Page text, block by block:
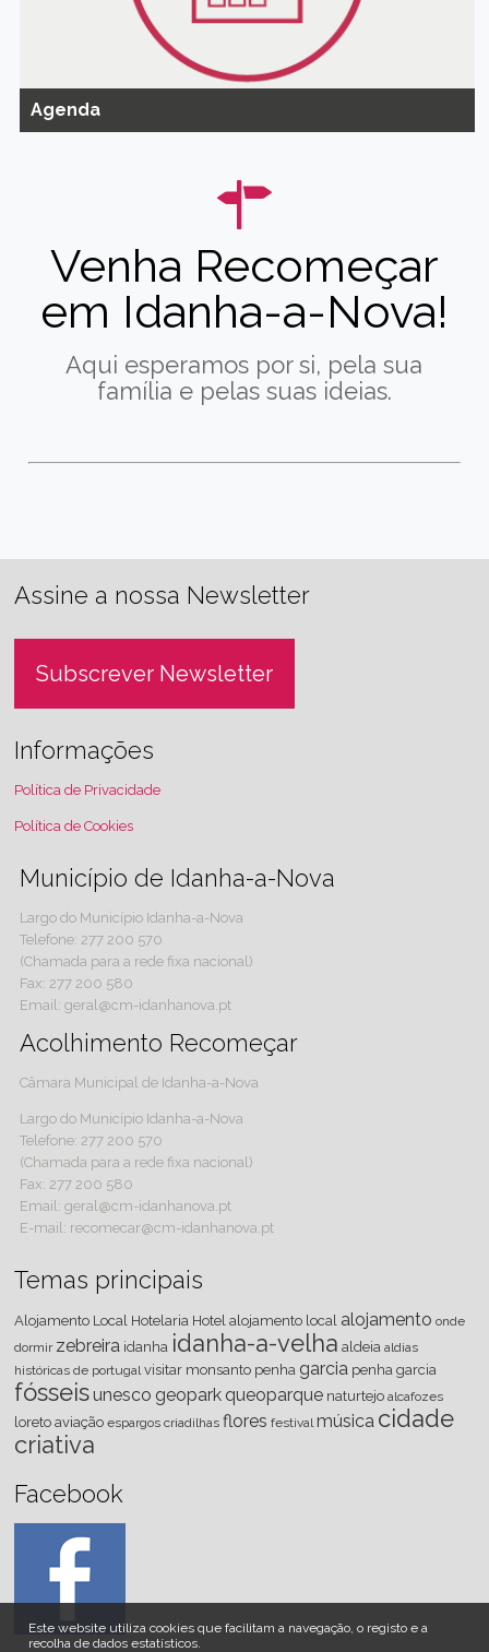
Este website utiliza cookies que facilitam a navegação, o registo e a
recolha de dados estatísticos.
Agenda
Venha Recomeçar
em Idanha-a-Nova!
Aqui esperamos por si, pela sua
família e pelas suas ideias.
Assine a nossa Newsletter
Subscrever Newsletter
Informações
Política de Privacidade
Política de Cookies
Município de Idanha-a-Nova
Largo do Município Idanha-a-Nova
Telefone: 277 200 570
(Chamada para a rede fixa nacional)
Fax: 277 200 580
Email: geral@cm-idanhanova.pt
Acolhimento Recomeçar
Câmara Municipal de Idanha-a-Nova
Largo do Município Idanha-a-Nova
Telefone: 277 200 570
(Chamada para a rede fixa nacional)
Fax: 277 200 580
Email: geral@cm-idanhanova.pt
E-mail: recomecar@cm-idanhanova.pt
Temas principais
Alojamento Local Hotelaria Hotel alojamento local alojamento onde
dormir zebreira idanha idanha-a-velha aldeia aldias
históricas de portugal visitar monsanto penha garcia penha garcia
fósseisunesco geopark queoparque naturtejo alcafozes
loreto aviação espargos criadilhas flores festival música cidade
criativa
Facebook